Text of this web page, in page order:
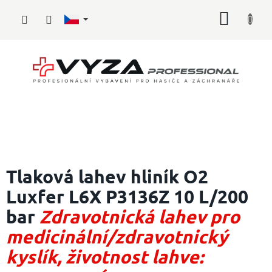
Požární
sport
Zdravotnické
vybavení
Oblečení,
Tlaková lahev hliník O2
Luxfer L6X P3136Z 10 L/200
bar Zdravotnická lahev pro
medicinální/zdravotnický
kyslík, životnost lahve: